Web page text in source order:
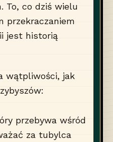
To, co dziś wielu
przekraczaniem
jest historią
wątpliwości, jak
przebywa wśród
za tubylca